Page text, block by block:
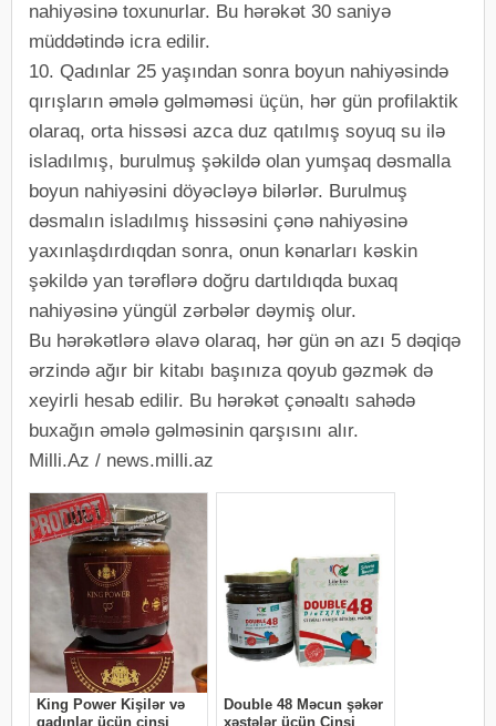
nahiyəsinə toxunurlar. Bu hərəkət 30 saniyə
müddətində icra edilir.
10. Qadınlar 25 yaşından sonra boyun nahiyəsində
qırışların əmələ gəlməməsi üçün, hər gün profilaktik
olaraq, orta hissəsi azca duz qatılmış soyuq su ilə
isladılmış, burulmuş şəkildə olan yumşaq dəsmalla
boyun nahiyəsini döyəcləyə bilərlər. Burulmuş
dəsmalın isladılmış hissəsini çənə nahiyəsinə
yaxınlaşdırdıqdan sonra, onun kənarları kəskin
şəkildə yan tərəflərə doğru dartıldıqda buxaq
nahiyəsinə yüngül zərbələr dəymiş olur.
Bu hərəkətlərə əlavə olaraq, hər gün ən azı 5 dəqiqə
ərzində ağır bir kitabı başınıza qoyub gəzmək də
xeyirli hesab edilir. Bu hərəkət çənəaltı sahədə
buxağın əmələ gəlməsinin qarşısını alır.
Milli.Az / news.milli.az